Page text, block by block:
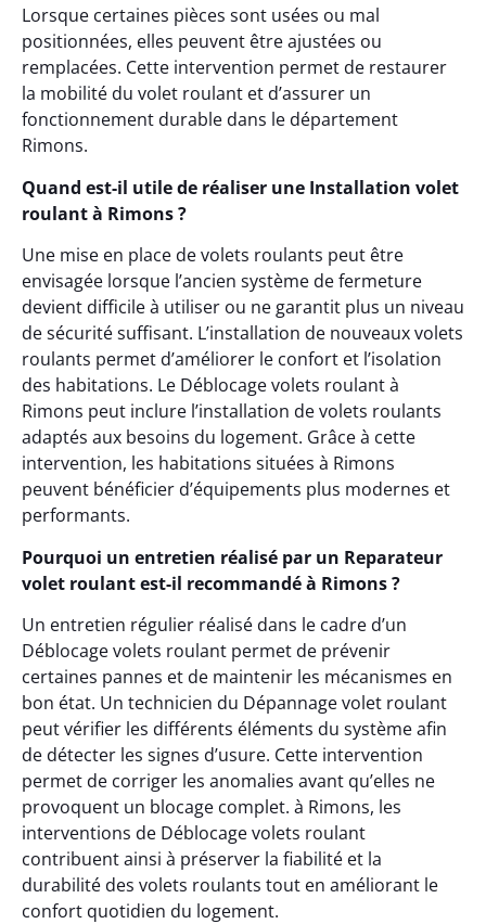
Lorsque certaines pièces sont usées ou mal
positionnées, elles peuvent être ajustées ou
remplacées. Cette intervention permet de restaurer
la mobilité du volet roulant et d’assurer un
fonctionnement durable dans le département
Rimons.
Quand est-il utile de réaliser une Installation volet
roulant à Rimons ?
Une mise en place de volets roulants peut être
envisagée lorsque l’ancien système de fermeture
devient difficile à utiliser ou ne garantit plus un niveau
de sécurité suffisant. L’installation de nouveaux volets
roulants permet d’améliorer le confort et l’isolation
des habitations. Le Déblocage volets roulant à
Rimons peut inclure l’installation de volets roulants
adaptés aux besoins du logement. Grâce à cette
intervention, les habitations situées à Rimons
peuvent bénéficier d’équipements plus modernes et
performants.
Pourquoi un entretien réalisé par un Reparateur
volet roulant est-il recommandé à Rimons ?
Un entretien régulier réalisé dans le cadre d’un
Déblocage volets roulant permet de prévenir
certaines pannes et de maintenir les mécanismes en
bon état. Un technicien du Dépannage volet roulant
peut vérifier les différents éléments du système afin
de détecter les signes d’usure. Cette intervention
permet de corriger les anomalies avant qu’elles ne
provoquent un blocage complet. à Rimons, les
interventions de Déblocage volets roulant
contribuent ainsi à préserver la fiabilité et la
durabilité des volets roulants tout en améliorant le
confort quotidien du logement.